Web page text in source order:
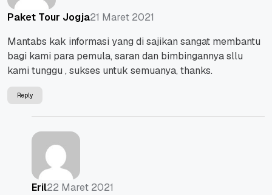
Paket Tour Jogja21 Maret 2021
Mantabs kak informasi yang di sajikan sangat membantu
bagi kami para pemula, saran dan bimbingannya sllu
kami tunggu , sukses untuk semuanya, thanks.
Reply
Eril22 Maret 2021